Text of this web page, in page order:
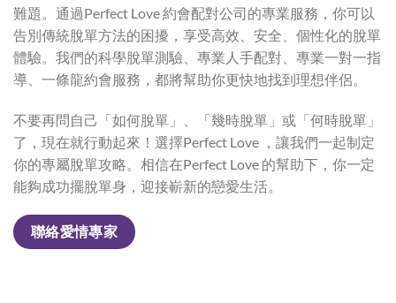
難題。通過Perfect Love 約會配對公司的專業服務，你可以
告別傳統脫單方法的困擾，享受高效、安全、個性化的脫單
體驗。我們的科學脫單測驗、專業人手配對、專業一對一指
導、一條龍約會服務，都將幫助你更快地找到理想伴侶。
不要再問自己「如何脫單」、「幾時脫單」或「何時脫單」
了，現在就行動起來！選擇Perfect Love ，讓我們一起制定
你的專屬脫單攻略。相信在Perfect Love 的幫助下，你一定
能夠成功擺脫單身，迎接嶄新的戀愛生活。
聯絡愛情專家